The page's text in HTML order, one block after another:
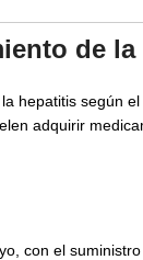
de
hepatitis según
adquirir
con el